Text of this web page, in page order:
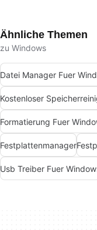
Ähnliche Themen
zu Windows
Datei Manager Fuer
Formatierung Fuer
Festplattenmanager
Usb Treiber Fuer